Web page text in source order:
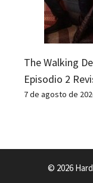
The Walking
Episodio 2
7 de agosto de
© 2026